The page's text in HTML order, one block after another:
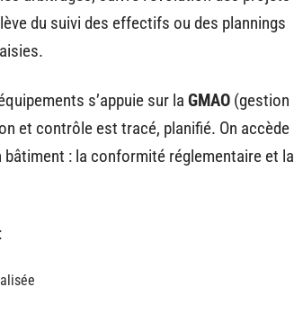
du suivi des effectifs ou des plannings
s’appuie sur la GMAO (gestion
et contrôle est tracé, planifié. On accède
bâtiment : la conformité réglementaire et la